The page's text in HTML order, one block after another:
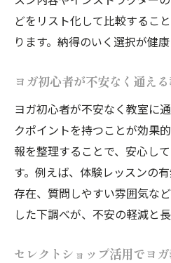
どをリスト化して比較するこ
ります。納得のいく選択が健
ヨガ初心者が不安なく通え
ヨガ初心者が不安なく教室に
クポイントを持つことが効果
報を整理することで、安心し
す。例えば、体験レッスンの
存在、質問しやすい雰囲気な
した下調べが、不安の軽減と
セレクトショップ活用でヨ